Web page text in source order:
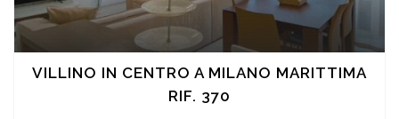
VILLINO IN CENTRO A MILANO MARITTIMA
RIF. 370